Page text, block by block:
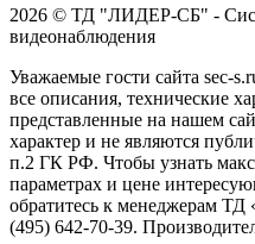
2026 © ТД "ЛИДЕР-СБ" -
видеонаблюдения
Уважаемые гости сайта sec-
все описания, технические
представленные на нашем
характер и не являются
п.2 ГК РФ. Чтобы узнать
параметрах и цене
обратитесь к менеджерам
(495) 642-70-39.